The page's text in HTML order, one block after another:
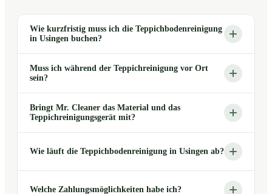
Wie kurzfristig muss ich die Teppichbodenreinigung
in Usingen buchen?
Muss ich während der Teppichreinigung vor Ort
sein?
Bringt Mr. Cleaner das Material und das
Teppichreinigungsgerät mit?
Wie läuft die Teppichbodenreinigung in Usingen ab?
Welche Zahlungsmöglichkeiten habe ich?